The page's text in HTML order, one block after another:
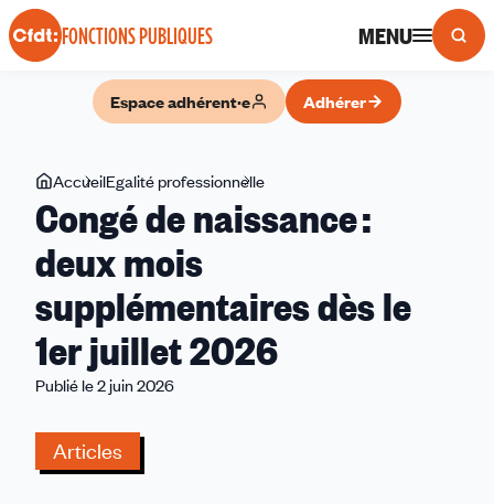
Panneau de gestion des cookies
FONCTIONS PUBLIQUES MENU
Espace adhérent·e Adhérer
Vous
êtes
ici
AccueilEgalité professionnelle
de
mois
supplémentaires
dès
Congé de naissance :
deux mois
supplémentaires dès le
1er juillet 2026
Publié le 2 juin 2026
Articles